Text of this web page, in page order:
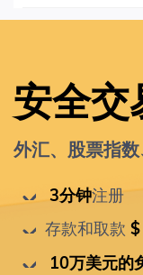
安全交
外汇、股票指数
3分钟注册
存款和取款
10万美元的